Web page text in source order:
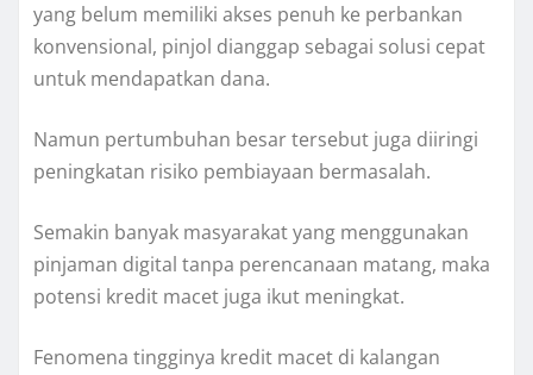
yang belum memiliki akses penuh ke perbankan
konvensional, pinjol dianggap sebagai solusi cepat
untuk mendapatkan dana.
Namun pertumbuhan besar tersebut juga diiringi
peningkatan risiko pembiayaan bermasalah.
Semakin banyak masyarakat yang menggunakan
pinjaman digital tanpa perencanaan matang, maka
potensi kredit macet juga ikut meningkat.
Fenomena tingginya kredit macet di kalangan